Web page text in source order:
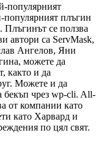
популярният
популярният плъгин
Плъгинът се ползва
автори са ServMask,
Ангелов, Яни
можете да
както и да
Можете и да
бекъп чрез wp-cli. All-
от компании като
като Харвард и
по цял свят.